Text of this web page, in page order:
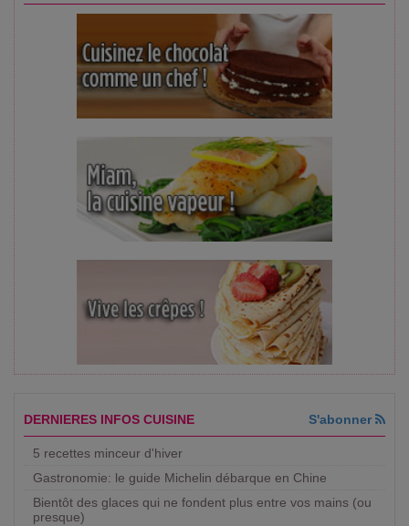
DERNIERES INFOS CUISINE S'abonner
5 recettes minceur d'hiver
Gastronomie: le guide Michelin débarque en Chine
Bientôt des glaces qui ne fondent plus entre vos mains (ou
presque)